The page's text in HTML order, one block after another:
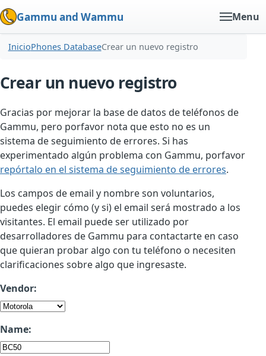
Gammu and Wammu Menu
InicioPhones DatabaseCrear un nuevo registro
Crear un nuevo registro
Gracias por mejorar la base de datos de teléfonos de
Gammu, pero porfavor nota que esto no es un
sistema de seguimiento de errores. Si has
experimentado algún problema con Gammu, porfavor
repórtalo en el sistema de seguimiento de errores.
Los campos de email y nombre son voluntarios,
puedes elegir cómo (y si) el email será mostrado a los
visitantes. El email puede ser utilizado por
desarrolladores de Gammu para contactarte en caso
que quieran probar algo con tu teléfono o necesiten
clarificaciones sobre algo que ingresaste.
Vendor:
Name: